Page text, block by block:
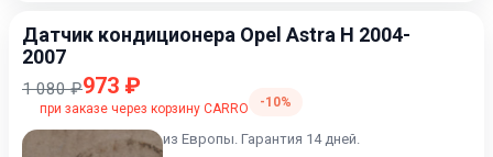
Датчик кондиционера Opel Astra H 2004-
2007
1 080 ₽973 ₽
при заказе через корзину CARRO -10%
из Европы. Гарантия 14 дней.